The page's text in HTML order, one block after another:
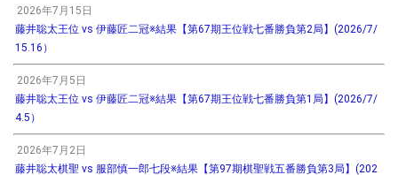
2026年7月15日
藤井聡太王位 vs 伊藤匠二冠※結果【第67期王位戦七番勝負第2局】(2026/7/
15.16）
2026年7月5日
藤井聡太王位 vs 伊藤匠二冠※結果【第67期王位戦七番勝負第1局】(2026/7/
4.5）
2026年7月2日
藤井聡太棋聖 vs 服部慎一郎七段※結果【第97期棋聖戦五番勝負第3局】(202